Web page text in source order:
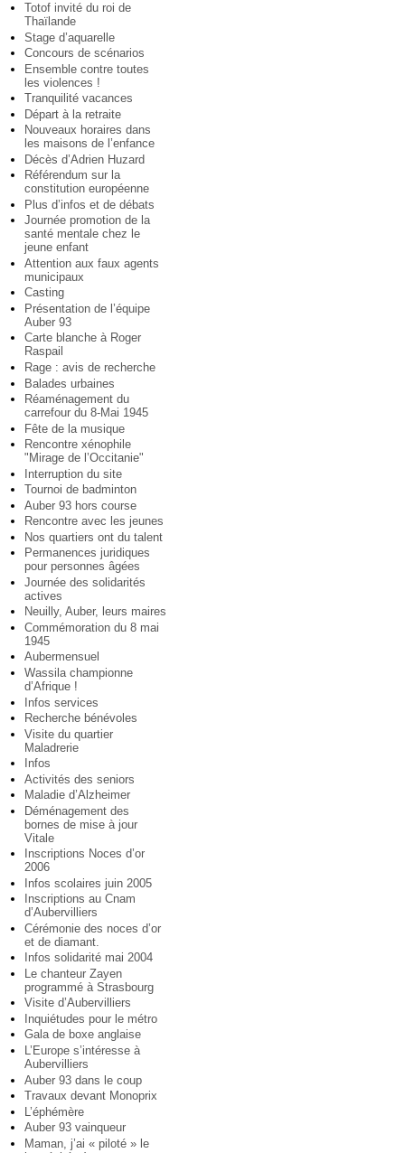
Totof invité du roi de
Thaïlande
Stage d’aquarelle
Concours de scénarios
Ensemble contre toutes
les violences !
Tranquilité vacances
Départ à la retraite
Nouveaux horaires dans
les maisons de l’enfance
Décès d’Adrien Huzard
Référendum sur la
constitution européenne
Plus d’infos et de débats
Journée promotion de la
santé mentale chez le
jeune enfant
Attention aux faux agents
municipaux
Casting
Présentation de l’équipe
Auber 93
Carte blanche à Roger
Raspail
Rage : avis de recherche
Balades urbaines
Réaménagement du
carrefour du 8-Mai 1945
Fête de la musique
Rencontre xénophile
"Mirage de l’Occitanie"
Interruption du site
Tournoi de badminton
Auber 93 hors course
Rencontre avec les jeunes
Nos quartiers ont du talent
Permanences juridiques
pour personnes âgées
Journée des solidarités
actives
Neuilly, Auber, leurs maires
Commémoration du 8 mai
1945
Aubermensuel
Wassila championne
d’Afrique !
Infos services
Recherche bénévoles
Visite du quartier
Maladrerie
Infos
Activités des seniors
Maladie d’Alzheimer
Déménagement des
bornes de mise à jour
Vitale
Inscriptions Noces d’or
2006
Infos scolaires juin 2005
Inscriptions au Cnam
d’Aubervilliers
Cérémonie des noces d’or
et de diamant.
Infos solidarité mai 2004
Le chanteur Zayen
programmé à Strasbourg
Visite d’Aubervilliers
Inquiétudes pour le métro
Gala de boxe anglaise
L’Europe s’intéresse à
Aubervilliers
Auber 93 dans le coup
Travaux devant Monoprix
L’éphémère
Auber 93 vainqueur
Maman, j’ai « piloté » le